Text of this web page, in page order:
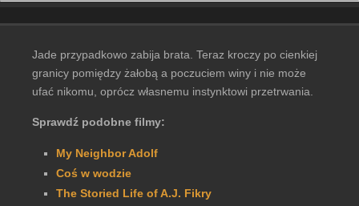
Jade przypadkowo zabija brata. Teraz kroczy po cienkiej
granicy pomiędzy żałobą a poczuciem winy i nie może
ufać nikomu, oprócz własnemu instynktowi przetrwania.
Sprawdź podobne filmy:
My Neighbor Adolf
Coś w wodzie
The Storied Life of A.J. Fikry